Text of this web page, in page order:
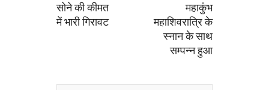
सोने की कीमत
में भारी गिरावट
महाकुंभ
महाशिवरात्रि के
स्नान के साथ
सम्पन्न हुआ